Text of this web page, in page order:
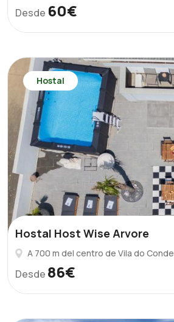
Desde 60€
Hostal
Hostal Host Wise Arvore
A 700 m del centro de Vila do Conde
Desde 86€